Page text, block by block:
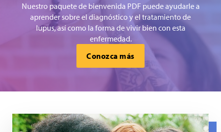
Nuestro paquete de bienvenida PDF puede ayudarle a
aprender sobre el diagnóstico y el tratamiento de
lupus, así como la forma de vivir bien con esta
enfermedad.
Conozca más
Three woman look out, with the woman in the center